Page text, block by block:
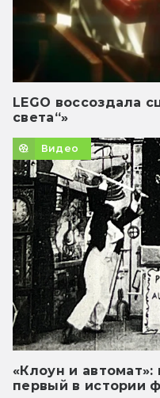
LEGO воссоздала
света“»
Видео
«Клоун и
первый в истории